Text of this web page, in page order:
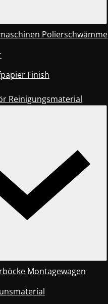
Polierschwämme
Finish
Reinigungsmaterial
Montagewagen